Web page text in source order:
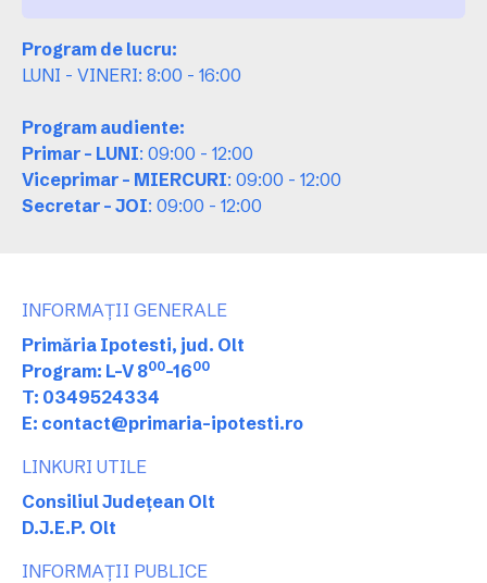
Program de lucru:
LUNI - VINERI: 8:00 - 16:00
Program audiente:
Primar - LUNI: 09:00 - 12:00
Viceprimar - MIERCURI: 09:00 - 12:00
Secretar - JOI: 09:00 - 12:00
INFORMAȚII GENERALE
Primăria Ipotesti, jud. Olt
Program: L-V 800-1600
T: 0349524334
E: contact@primaria-ipotesti.ro
LINKURI UTILE
Consiliul Județean Olt
D.J.E.P. Olt
INFORMAȚII PUBLICE